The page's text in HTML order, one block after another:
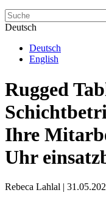
Deutsch
Deutsch
English
Rugged
Ihre
Uhr
Rebeca Lahlal |